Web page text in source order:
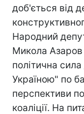
доб'ється від
Народний
Микола
політична
Україною" по
перспективи
коаліції. На